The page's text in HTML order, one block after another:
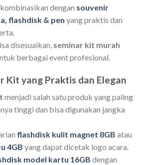
dengan souvenir
flashdisk & pen yang praktis dan
disesuaikan, seminar kit murah
berbagai event profesional.
Kit yang Praktis dan Elegan
menjadi salah satu produk yang paling
tinggi dan bisa digunakan jangka
flashdisk kulit magnet 8GB atau
4GB yang dapat dicetak logo acara.
model kartu 16GB dengan